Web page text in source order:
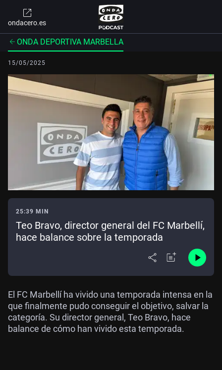
ondacero.es
ONDA DEPORTIVA MARBELLA
15/05/2025
25:39 MIN
Teo Bravo, director general del FC Marbellí,
hace balance sobre la temporada
El FC Marbellí ha vivido una temporada intensa en la
que finalmente pudo conseguir el objetivo, salvar la
categoría. Su director general, Teo Bravo, hace
balance de cómo han vivido esta temporada.